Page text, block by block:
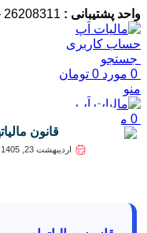
واحد پشتیبانی :
حساب کاربری
جستجو
0 مورد 0 تومان
منو
0 مورد
قانون
اردیبهشت 23, 1405